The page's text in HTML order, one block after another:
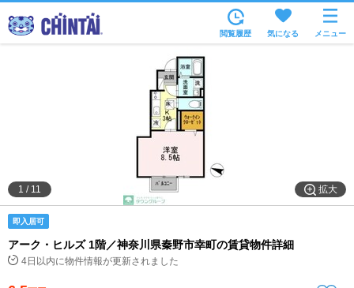
住所から
家賃相場から
通勤通学時間から
物件特集から
不動産会社から
閲覧履歴 気になる メニュー
拡大
1 / 11
即入居可
アーク・ヒルズ 1階／神奈川県秦野市幸町の賃貸物件詳細
4日以内に物件情報が更新されました